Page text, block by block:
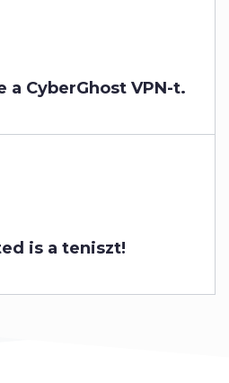
a CyberGhost VPN-t.
is a teniszt!